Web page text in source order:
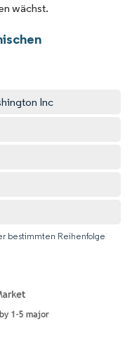
wächst.
Inc
bestimmten Reihenfolge